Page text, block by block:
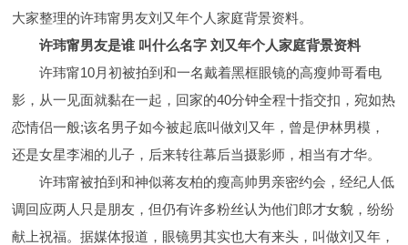
大家整理的许玮甯男友刘又年个人家庭背景资料。
许玮甯男友是谁 叫什么名字 刘又年个人家庭背景资料
许玮甯10月初被拍到和一名戴着黑框眼镜的高瘦帅哥看电
影，从一见面就黏在一起，回家的40分钟全程十指交扣，宛如热
恋情侣一般;该名男子如今被起底叫做刘又年，曾是伊林男模，
还是女星李湘的儿子，后来转往幕后当摄影师，相当有才华。
许玮甯被拍到和神似蒋友柏的瘦高帅男亲密约会，经纪人低
调回应两人只是朋友，但仍有许多粉丝认为他们郎才女貌，纷纷
献上祝福。据媒体报道，眼镜男其实也大有来头，叫做刘又年，